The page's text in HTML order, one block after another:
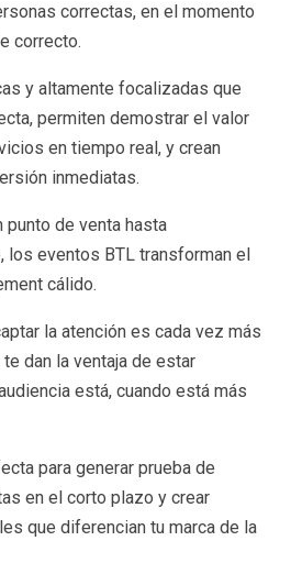
correctas, en el momento
correcto.
y altamente focalizadas que
permiten demostrar el valor
en tiempo real, y crean
inmediatas.
punto de venta hasta
los eventos BTL transforman el
cálido.
la atención es cada vez más
dan la ventaja de estar
está, cuando está más
para generar prueba de
en el corto plazo y crear
que diferencian tu marca de la